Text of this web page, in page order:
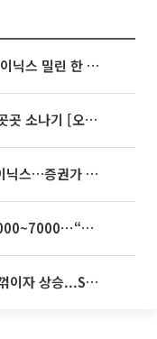
[베스트&워스트] 삼성전자·SK하이닉스 밀린 한 주…상상인증권은 85% 급등
35도 안팎 무더위 이어져…전국 곳곳 소나기 [오늘 날씨]
'불안과 기대 사이' 널뛰는 SK하이닉스…증권가 "HBM4·LTA 기반 펀터멘털 견고"
[주간증시전망] 다음주 코스피 6000~7000⋯“外人 수급은 정책이 변수”
뉴욕증시, 연준 금리인상 기대감 꺾이자 상승...S&P500 사상 최고치 [종합]